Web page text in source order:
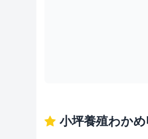
小坪養殖わか